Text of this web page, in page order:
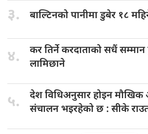
३. बाल्टिनको पानीमाडुबेर १८
४. कर तिर्नेकरदाताको सधैं सम्मान
लामिछाने
५. देश विधिअनुसारहोइन
संचालन भइरहेको छ : सीके